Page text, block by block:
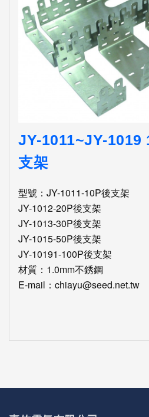
JY-1011~JY-1019
支架
型號：JY-1011-10P後支架
JY-1012-20P後支架
JY-1013-30P後支架
JY-1015-50P後支架
JY-10191-100P後支架
材質：1.0mm不銹鋼
E-mail：chiayu@seed.net.tw